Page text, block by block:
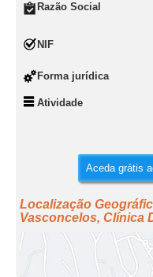
Razão Social
NIF
Forma jurídica
Atividade
Aceda grátis
Localização
Vasconcelos, Clínica